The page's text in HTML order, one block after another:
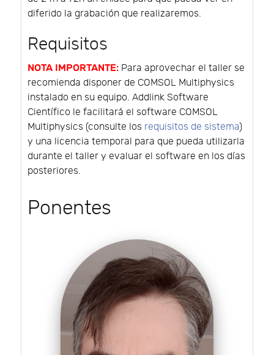
diferido la grabación que realizaremos.
Requisitos
NOTA IMPORTANTE: Para aprovechar el taller se
recomienda disponer de COMSOL Multiphysics
instalado en su equipo. Addlink Software
Científico le facilitará el software COMSOL
Multiphysics (consulte los requisitos de sistema)
y una licencia temporal para que pueda utilizarla
durante el taller y evaluar el software en los días
posteriores.
Ponentes